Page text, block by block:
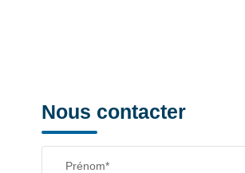
Nous contacter
Prénom*